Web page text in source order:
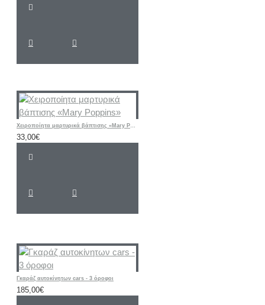
Χειροποίητα μαρτυρικά βάπτισης «Mary Poppins»
33,00€
Γκαράζ αυτοκίνητων cars - 3 όροφοι
185,00€